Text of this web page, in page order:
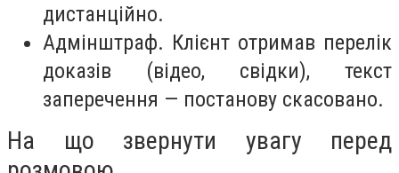
дистанційно.
Адмінштраф. Клієнт отримав перелік
доказів (відео, свідки), текст
заперечення — постанову скасовано.
На що звернути увагу перед